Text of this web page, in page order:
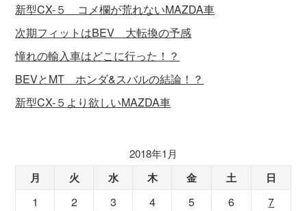
新型CX-５ コメ欄が荒れないMAZDA車
次期フィットはBEV 大転換の予感
憧れの輸入車はどこに行った！？
BEVとMT ホンダ&スバルの結論！？
新型CX-５より欲しいMAZDA車
2018年1月
月 火 水 木 金 土 日
1 2 3 4 5 6
7